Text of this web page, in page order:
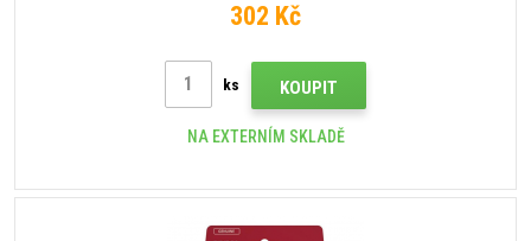
302 Kč
ks KOUPIT
NA EXTERNÍM SKLADĚ